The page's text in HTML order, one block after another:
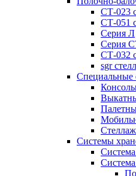
СТ-023
СТ-051
Серия Л
Серия
СТ-032
sgr
Специальные
Системы